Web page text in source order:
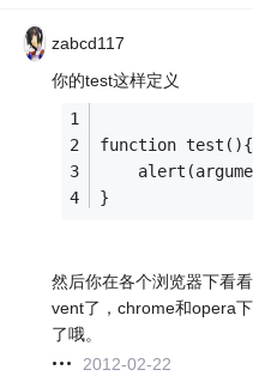
zabcd117
你的test这样定义
function test(){
}
然后你在各个浏览器下看
vent了，chrome和opera
了哦。
2012-02-22